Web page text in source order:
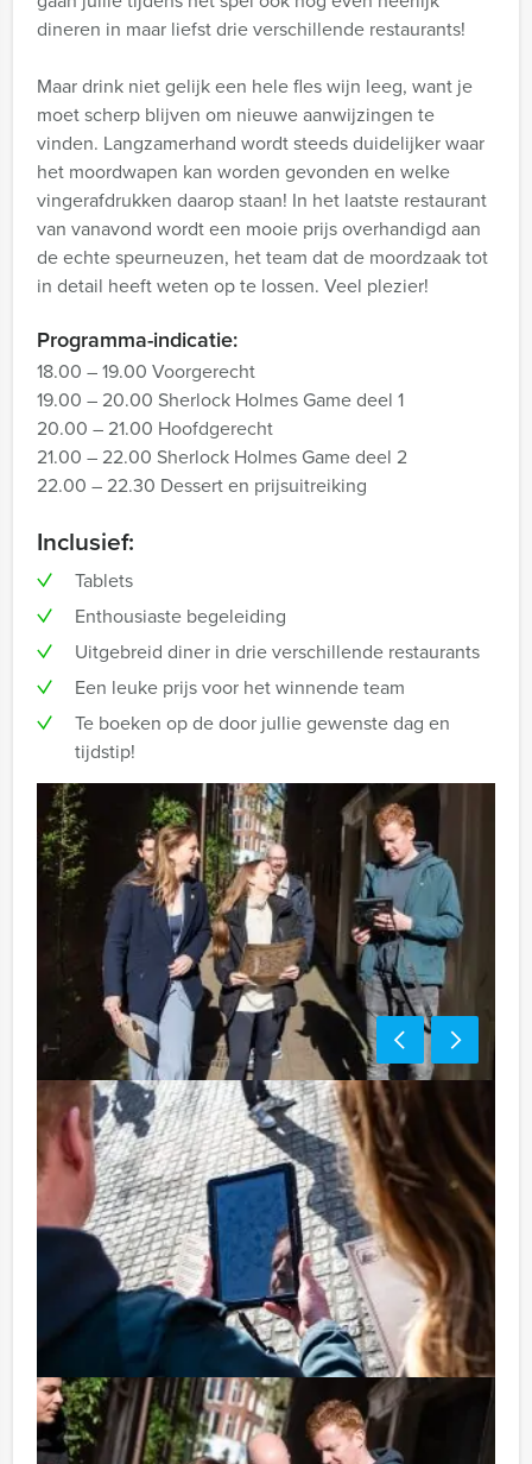
dineren in maar liefst drie verschillende restaurants!
Maar drink niet gelijk een hele fles wijn leeg, want je
moet scherp blijven om nieuwe aanwijzingen te
vinden. Langzamerhand wordt steeds duidelijker waar
het moordwapen kan worden gevonden en welke
vingerafdrukken daarop staan! In het laatste restaurant
van vanavond wordt een mooie prijs overhandigd aan
de echte speurneuzen, het team dat de moordzaak tot
in detail heeft weten op te lossen. Veel plezier!
Programma-indicatie:
18.00 – 19.00 Voorgerecht
19.00 – 20.00 Sherlock Holmes Game deel 1
20.00 – 21.00 Hoofdgerecht
21.00 – 22.00 Sherlock Holmes Game deel 2
22.00 – 22.30 Dessert en prijsuitreiking
Inclusief:
Tablets
Enthousiaste begeleiding
Uitgebreid diner in drie verschillende restaurants
Een leuke prijs voor het winnende team
Te boeken op de door jullie gewenste dag en
tijdstip!
Tip:
Niet telkens uw knip hoeven trekken om uw drankje af
te rekenen? Voor € 13,50 per persoon per uur (excl.
BTW) kunt u gebruikmaken van het drankarrangement,
waarbij u onbeperkt kunt genieten van bier, fris,
huiswijn, koffie en thee. En… zo komt u ook achteraf
niet voor verrassingen te staan!
Reservering voor kleinere groepen:
Komt u niet aan het minimale aantal deelnemers voor
deze activiteit? Als u bereid bent voor het minimale
aantal te betalen, kunt u ook gewoon voor minder